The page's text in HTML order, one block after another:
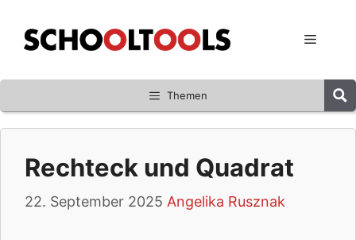
Inhalt
springen
Menü
Themen
Rechteck und Quadrat
22. September 2025 Angelika Rusznak